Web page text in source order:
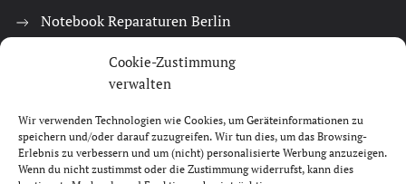
Cookie-Zustimmung
verwalten
Wir verwenden Technologien wie Cookies, um Geräteinformationen zu
speichern und/oder darauf zuzugreifen. Wir tun dies, um das Browsing-
Erlebnis zu verbessern und um (nicht) personalisierte Werbung anzuzeigen.
Wenn du nicht zustimmst oder die Zustimmung widerrufst, kann dies
Notebook Reparaturen Berlin
ÄNDERUNG AB 5. DEZEMBER 2018
Mit freundlicher Unterstützung von Atlas Multimedia
Berlin. Eine Idee und Ausführung von Leon.
Die Seite befindet sich momentan im Umbau. Ältere Texte